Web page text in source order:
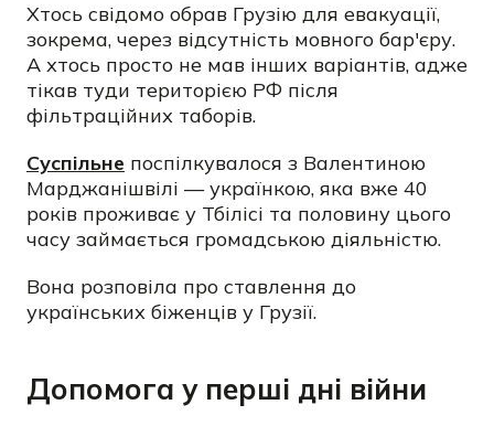
Хтось свідомо обрав Грузію для евакуації,
зокрема, через відсутність мовного бар'єру.
А хтось просто не мав інших варіантів, адже
тікав туди територією РФ після
фільтраційних таборів.
Суспільне поспілкувалося з Валентиною
Марджанішвілі — українкою, яка вже 40
років проживає у Тбілісі та половину цього
часу займається громадською діяльністю.
Вона розповіла про ставлення до
українських біженців у Грузії.
Допомога у перші дні війни